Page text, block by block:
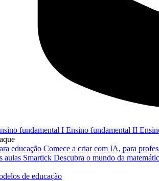
fundamental I Ensino fundamental II
educação Comece a criar com IA, para
aulas Smartick Descubra o mundo da
de educação